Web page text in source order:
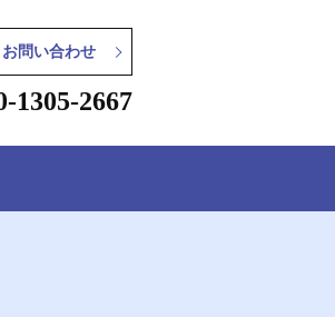
1305-2667
お問い合わせ